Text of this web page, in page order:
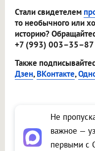
Стали свидетелем
то необычного или
историю?
+7 (993) 003–35–87
Также
Дзен,ВКонтакте,
Не
важное —
первыми с